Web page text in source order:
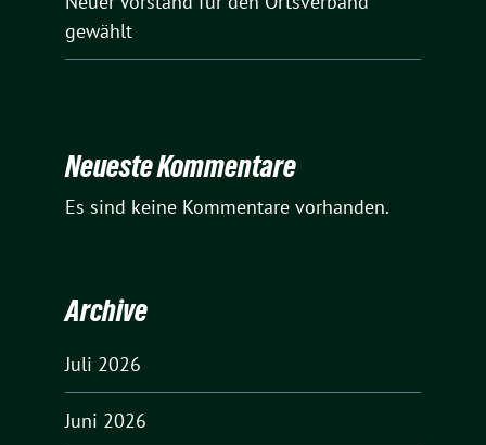
gewählt
Neueste Kommentare
Es sind keine Kommentare vorhanden.
Archive
Juli 2026
Juni 2026